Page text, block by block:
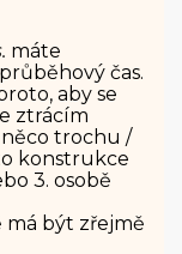
máte
čas.
aby se
ztrácím
něco trochu /
konstrukce
3. osobě
má být zřejmě